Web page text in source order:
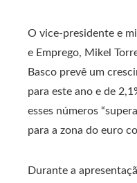
O vice-presidente e
e Emprego, Mikel
Basco prevê um
para este ano e de
esses números
para a zona do euro
Durante a